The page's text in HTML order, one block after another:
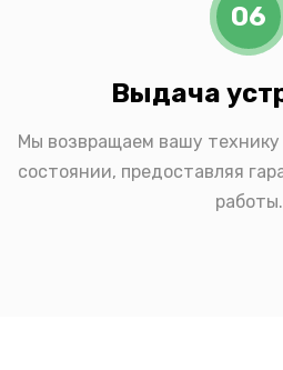
06
Выдача
Мы возвращаем вашу
состоянии, предоставляя
работы.